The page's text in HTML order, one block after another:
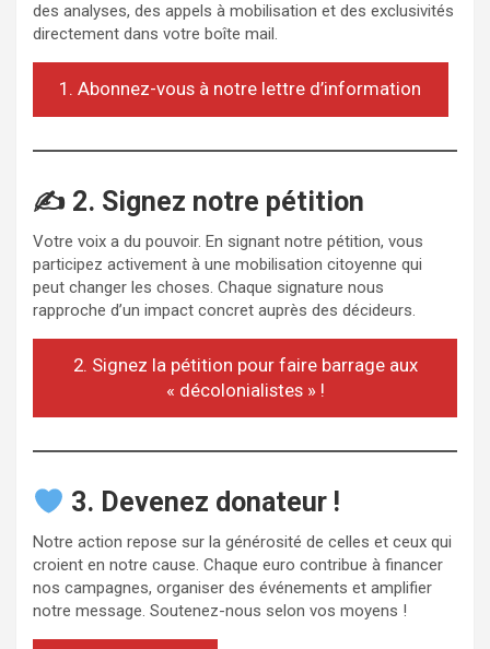
des analyses, des appels à mobilisation et des exclusivités
directement dans votre boîte mail.
1. Abonnez-vous à notre lettre d’information
✍️ 2. Signez notre pétition
Votre voix a du pouvoir. En signant notre pétition, vous
participez activement à une mobilisation citoyenne qui
peut changer les choses. Chaque signature nous
rapproche d’un impact concret auprès des décideurs.
2. Signez la pétition pour faire barrage aux
« décolonialistes » !
3. Devenez donateur !
Notre action repose sur la générosité de celles et ceux qui
croient en notre cause. Chaque euro contribue à financer
nos campagnes, organiser des événements et amplifier
notre message. Soutenez-nous selon vos moyens !